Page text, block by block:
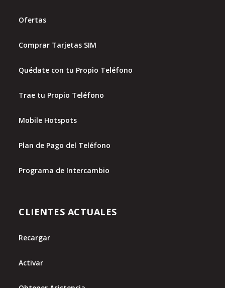
Ofertas
Comprar Tarjetas SIM
Quédate con tu Propio Teléfono
Trae tu Propio Teléfono
Mobile Hotspots
Plan de Pago del Teléfono
Programa de Intercambio
CLIENTES ACTUALES
Recargar
Activar